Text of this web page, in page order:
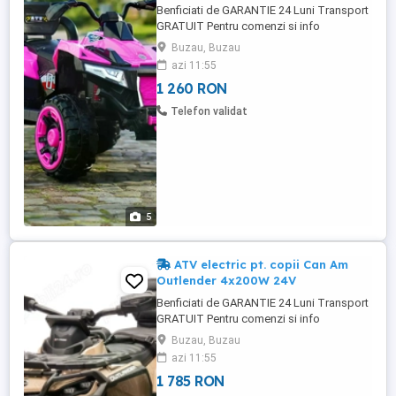
5
Benficiati de GARANTIE 24 Luni Transport
GRATUIT Pentru comenzi si info
contactati-ne ATV electric pt. 2 copii 4x4
Kinderauto SuperOffroad V2, 4x45W 12V
4 Motoare electrice de putere 45W fiecare,
total 180W la tensiune 12V Echipata cu
Baterie reincarcabila 12V 12Ah Music
Buzau, Buzau
azi 11:55
1 260 RON
Telefon validat
ATV electric pt. copii Can Am
Outlender 4x200W 24V
Benficiati de GARANTIE 24 Luni Transport
GRATUIT Pentru comenzi si info
contactati-ne ATV electric pt. copii Can
Am Outlender 4x200W 24V Roti MOI din
cauciuc EVA, silentioase si confortabile
Scaun tapitat cu piele ecologica,
Buzau, Buzau
azi 11:55
1 785 RON